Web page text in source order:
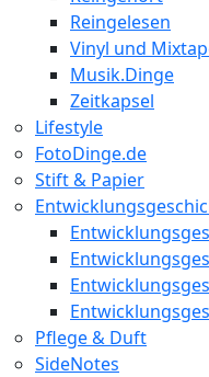
Reingelesen
Vinyl und
Musik.Dinge
Zeitkapsel
Lifestyle
FotoDinge.de
Stift & Papier
Pflege & Duft
SideNotes